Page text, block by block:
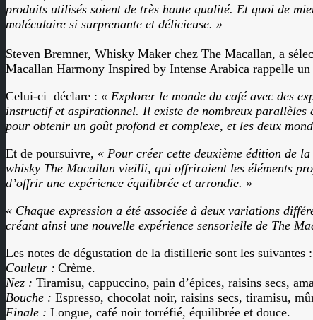
produits utilisés soient de très haute qualité. Et quoi de
moléculaire si surprenante et délicieuse. »
Steven Bremner, Whisky Maker chez The Macallan, a
Macallan Harmony Inspired by Intense Arabica rappelle
Celui-ci déclare : « Explorer le monde du café avec des
instructif et aspirationnel. Il existe de nombreux parallèles
pour obtenir un goût profond et complexe, et les deux
Et de poursuivre, « Pour créer cette deuxième édition de
whisky The Macallan vieilli, qui offriraient les éléments
d’offrir une expérience équilibrée et arrondie. »
« Chaque expression a été associée à deux variations
créant ainsi une nouvelle expérience sensorielle de The
Les notes de dégustation de la distillerie sont les suivantes :
Couleur : Crème.
Nez : Tiramisu, cappuccino, pain d’épices, raisins secs,
Bouche : Espresso, chocolat noir, raisins secs, tiramisu,
Finale : Longue, café noir torréfié, équilibrée et douce.